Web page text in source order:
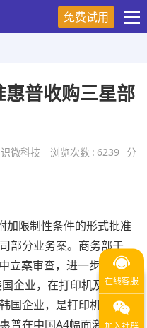
免费试用
普收购三星部
识微科技 浏览次数 : 6239 分
加限制性条件的形式批准
部分业务案。商务部于
立案审查，进一步审查阶
企业，在打印机及打印
国企业，是打印机及打印
普在中国A4幅面激光打